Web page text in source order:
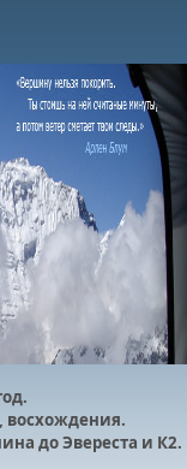
восхождения.
до Эвереста и К2.